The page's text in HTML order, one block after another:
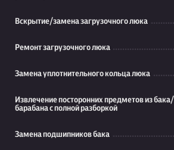
Вскрытие/замена загрузочного люка
Ремонт загрузочного люка
Замена уплотнительного кольца люка
Извлечение посторонних предметов из бака/
барабана с полной разборкой
Замена подшипников бака